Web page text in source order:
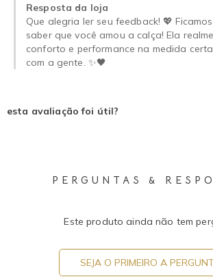
Resposta da loja
Que alegria ler seu feedback! 💖
saber que você amou a calça! Ela
conforto e performance na medida
com a gente. ✨🖤
esta avaliação foi útil?
PERGUNTAS &
Este produto ainda não tem
SEJA O PRIMEIRO A